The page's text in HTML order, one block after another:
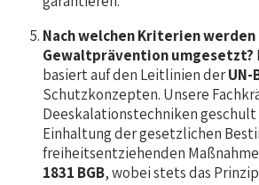
Nach welchen Kriterien werden
Gewaltprävention umgesetzt?
basiert auf den Leitlinien derUN-
Schutzkonzepten. Unsere
Deeskalationstechniken geschult
Einhaltung der gesetzlichen
freiheitsentziehenden
1831 BGB, wobei stets das